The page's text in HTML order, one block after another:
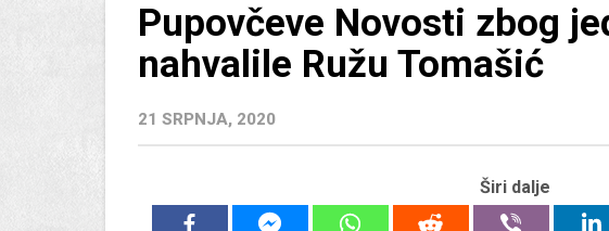
Pupovčeve Novosti zbog
nahvalile Ružu Tomašić
21 SRPNJA, 2020
Širi dalje